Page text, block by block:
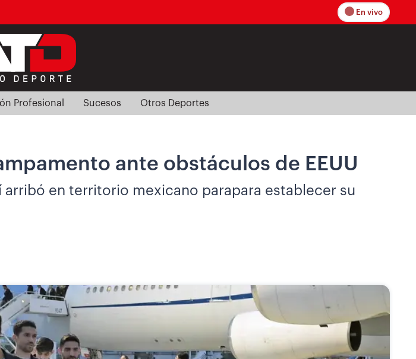
En vivo
Profesional Sucesos Otros Deportes
ante obstáculos de EEUU
en territorio mexicano parapara establecer su